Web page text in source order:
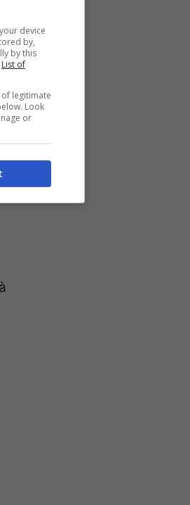
device
by,
by this
List of
legitimate
Look
or